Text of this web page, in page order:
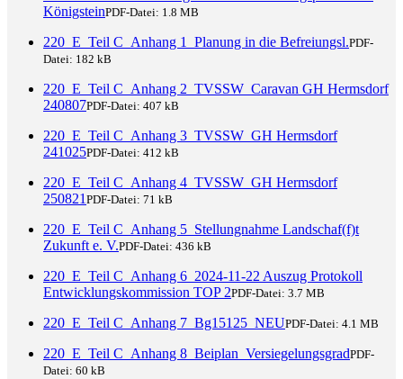
KönigsteinPDF-Datei: 1.8 MB
220_E_Teil C_Anhang 1_Planung in die Befreiungsl.PDF-
Datei: 182 kB
220_E_Teil C_Anhang 2_TVSSW_Caravan GH Hermsdorf
240807PDF-Datei: 407 kB
220_E_Teil C_Anhang 3_TVSSW_GH Hermsdorf
241025PDF-Datei: 412 kB
220_E_Teil C_Anhang 4_TVSSW_GH Hermsdorf
250821 PDF-Datei: 71 kB
220_E_Teil C_Anhang 5_Stellungnahme Landschaf(f)t
Zukunft e. V.PDF-Datei: 436 kB
220_E_Teil C_Anhang 6_2024-11-22 Auszug Protokoll
Entwicklungskommission TOP 2PDF-Datei: 3.7 MB
220_E_Teil C_Anhang 7_Bg15125_NEUPDF-Datei: 4.1 MB
220_E_Teil C_Anhang 8_Beiplan_VersiegelungsgradPDF-
Datei: 60 kB